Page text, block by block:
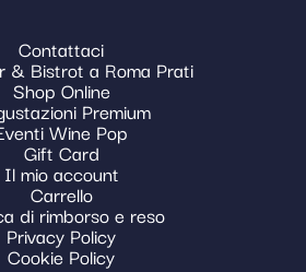
Contattaci
& Bistrot a Roma Prati
Shop Online
Premium
Wine Pop
Gift Card
Il mio account
Carrello
di rimborso e reso
Privacy Policy
Cookie Policy